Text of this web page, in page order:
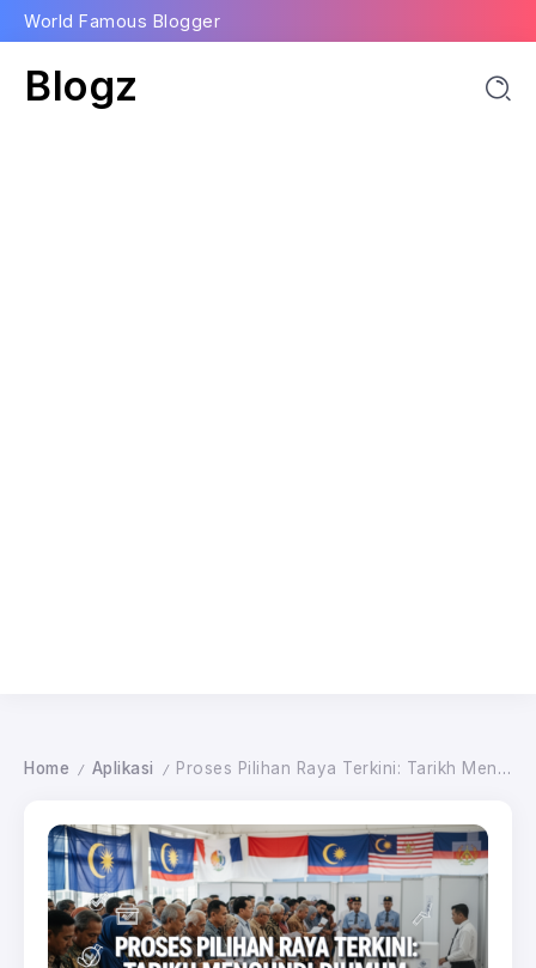
World Famous Blogger
Blogz
Home / Aplikasi / Proses Pilihan Raya Terkini: Tarikh Mengundi Diumum